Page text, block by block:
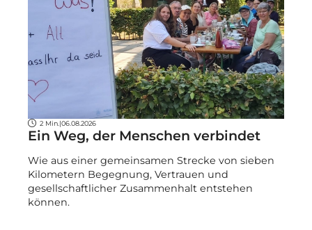
2 Min. |06.08.2026
Ein Weg, der Menschen verbindet
Wie aus einer gemeinsamen Strecke von sieben
Kilometern Begegnung, Vertrauen und
gesellschaftlicher Zusammenhalt entstehen
können.